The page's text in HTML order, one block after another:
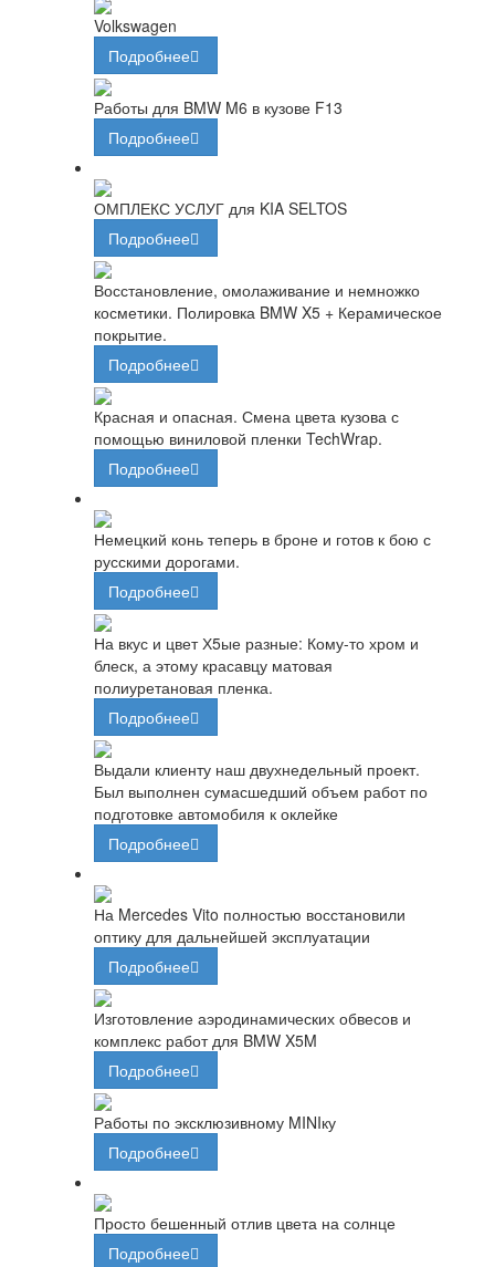
Volkswagen
Подробнее
Работы для BMW M6 в кузове F13
Подробнее
ОМПЛЕКС УСЛУГ для KIA SELTOS
Подробнее
Восстановление, омолаживание и немножко
косметики. Полировка BMW X5 + Керамическое
покрытие.
Подробнее
Красная и опасная. Смена цвета кузова с
помощью виниловой пленки TechWrap.
Подробнее
Немецкий конь теперь в броне и готов к бою с
русскими дорогами.
Подробнее
На вкус и цвет Х5ые разные: Кому-то хром и
блеск, а этому красавцу матовая
полиуретановая пленка.
Подробнее
Выдали клиенту наш двухнедельный проект.
Был выполнен сумасшедший объем работ по
подготовке автомобиля к оклейке
Подробнее
На Mercedes Vito полностью восстановили
оптику для дальнейшей эксплуатации
Подробнее
Изготовление аэродинамических обвесов и
комплекс работ для BMW X5M
Подробнее
Работы по эксклюзивному MINIку
Подробнее
Просто бешенный отлив цвета на солнце
Подробнее